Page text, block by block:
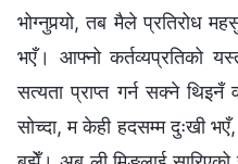
भोग्नुपर्‍यो, तब मैले प्रतिरोध
भएँ। आफ्नो कर्तव्यप्रतिको
सत्यता प्राप्त गर्न सक्‍ने थिइनँ
सोच्दा, म केही हदसम्म दुःखी